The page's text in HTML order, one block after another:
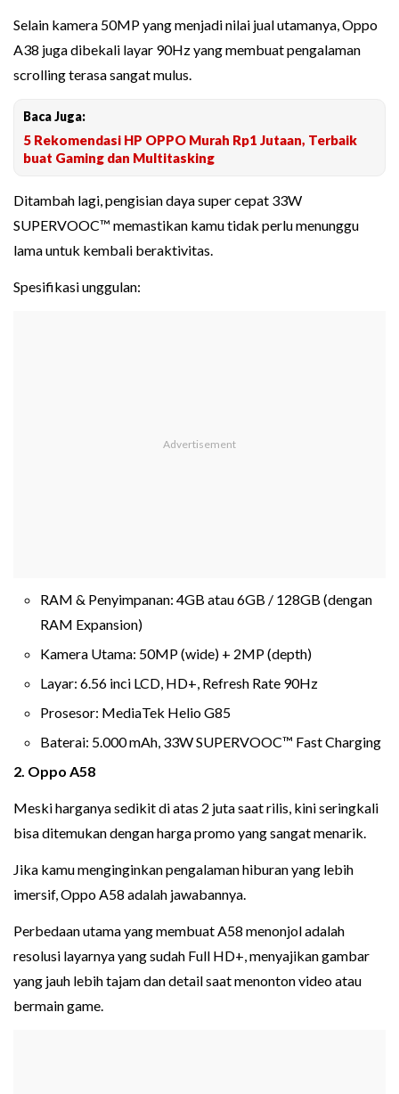
Selain kamera 50MP yang menjadi nilai jual utamanya, Oppo
A38 juga dibekali layar 90Hz yang membuat pengalaman
scrolling terasa sangat mulus.
Baca Juga:
5 Rekomendasi HP OPPO Murah Rp1 Jutaan, Terbaik
buat Gaming dan Multitasking
Ditambah lagi, pengisian daya super cepat 33W
SUPERVOOC™ memastikan kamu tidak perlu menunggu
lama untuk kembali beraktivitas.
Spesifikasi unggulan:
RAM & Penyimpanan: 4GB atau 6GB / 128GB (dengan
RAM Expansion)
Kamera Utama: 50MP (wide) + 2MP (depth)
Layar: 6.56 inci LCD, HD+, Refresh Rate 90Hz
Prosesor: MediaTek Helio G85
Baterai: 5.000 mAh, 33W SUPERVOOC™ Fast Charging
2. Oppo A58
Meski harganya sedikit di atas 2 juta saat rilis, kini seringkali
bisa ditemukan dengan harga promo yang sangat menarik.
Jika kamu menginginkan pengalaman hiburan yang lebih
imersif, Oppo A58 adalah jawabannya.
Perbedaan utama yang membuat A58 menonjol adalah
resolusi layarnya yang sudah Full HD+, menyajikan gambar
yang jauh lebih tajam dan detail saat menonton video atau
bermain game.